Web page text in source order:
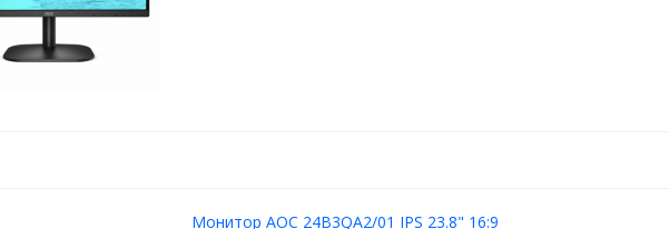
Монитор AOC 24B3QA2/01 IPS 23.8" 16:9